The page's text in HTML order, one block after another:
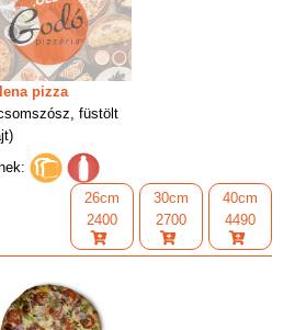
pizza
füstölt
26cm
2400
30cm
2700
40cm
4490